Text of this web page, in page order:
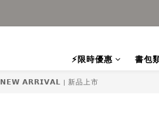
⚡限時優惠
書包
𝗡𝗘𝗪 𝗔𝗥𝗥𝗜𝗩𝗔𝗟 | 新品上市